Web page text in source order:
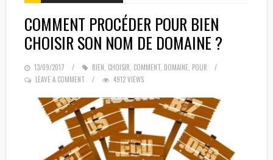
COMMENT PROCÉDER POUR BIEN
CHOISIR SON NOM DE DOMAINE ?
POSTED
ON
13/09/2017 BIEN CHOISIR COMMENT, DOMAINE POUR
LEAVE A COMMENT
4912 VIEWS